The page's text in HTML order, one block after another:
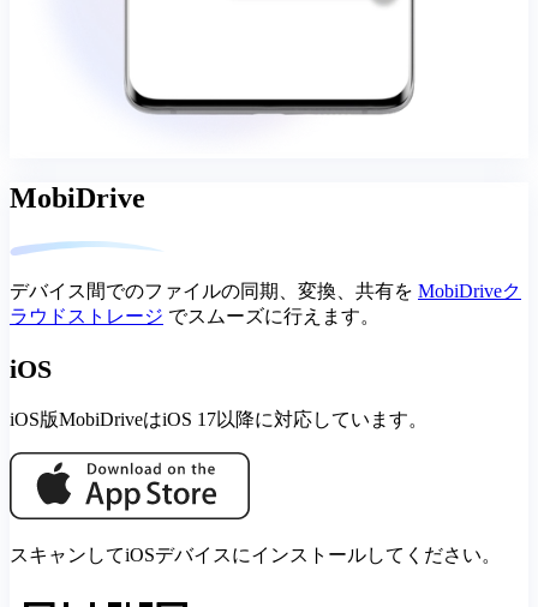
MobiDrive
デバイス間でのファイルの同期、変換、共有を MobiDriveク
ラウドストレージ でスムーズに行えます。
iOS
iOS版MobiDriveはiOS 17以降に対応しています。
スキャンしてiOSデバイスにインストールしてください。